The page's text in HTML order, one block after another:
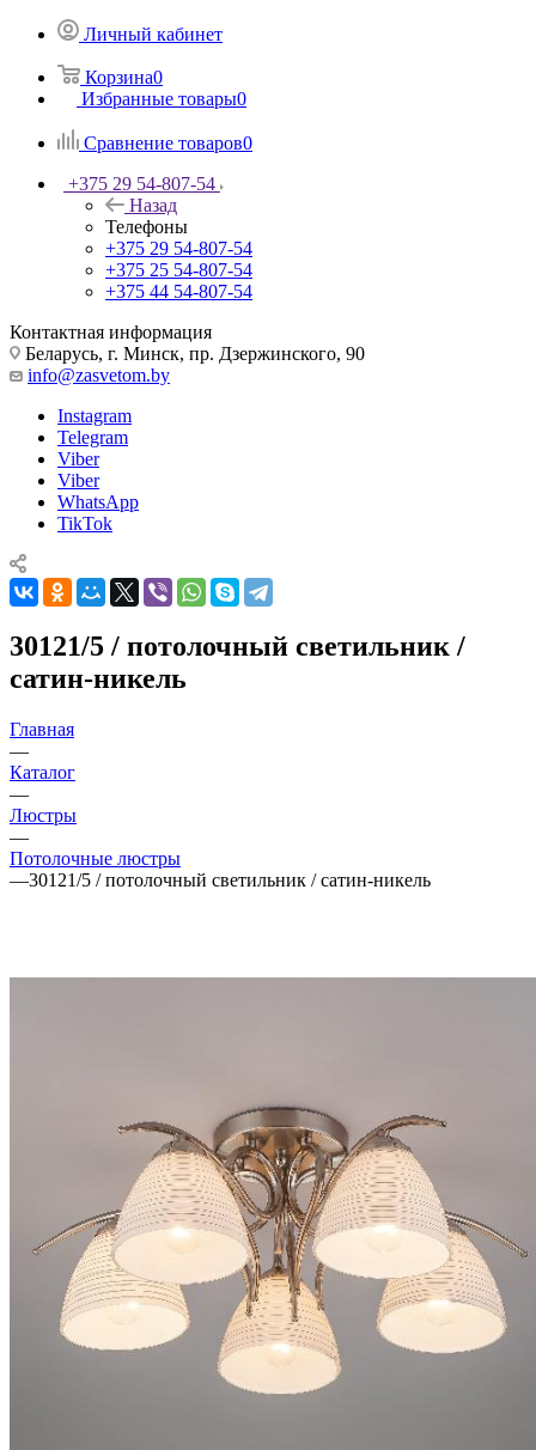
Личный кабинет
Корзина0
Избранные товары0
Сравнение товаров0
+375 29 54-807-54
Назад
Телефоны
+375 29 54-807-54
+375 25 54-807-54
+375 44 54-807-54
Контактная информация
Беларусь, г. Минск, пр. Дзержинского, 90
info@zasvetom.by
Instagram
Telegram
Viber
Viber
WhatsApp
TikTok
30121/5 / потолочный светильник /
сатин-никель
Главная
—
Каталог
—
Люстры
—
Потолочные люстры
—30121/5 / потолочный светильник / сатин-никель